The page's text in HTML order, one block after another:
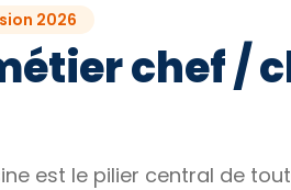
2026
chef /
est le pilier central de